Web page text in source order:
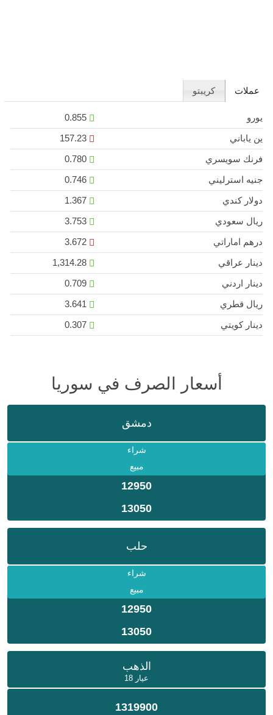
عملات كريبتو
يورو
0.855
ين ياباني
157.23
فرنك سويسري
0.780
جنيه استرليني
0.746
دولار كندي
1.367
ريال سعودي
3.753
درهم اماراتي
3.672
دينار عراقي
1,314.28
دينار اردني
0.709
ريال قطري
دينار كويتي
0.307
أسعار الصرف في سوريا
دمشق
شراء
مبيع
12950
13050
حلب
شراء
مبيع
12950
13050
الذهب
عيار 18
1319900